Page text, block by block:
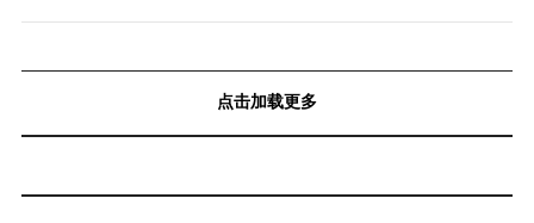
点击加载更多